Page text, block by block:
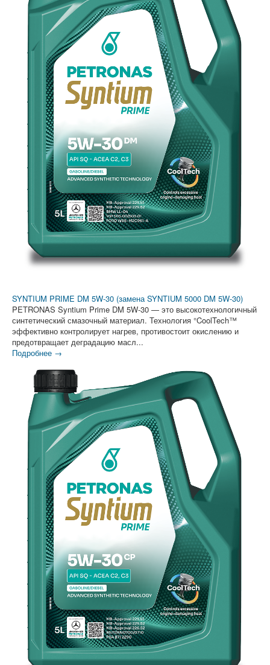
SYNTIUM PRIME DM 5W-30 (замена SYNTIUM 5000 DM 5W-30)
PETRONAS Syntium Prime DM 5W-30 — это высокотехнологичный
синтетический смазочный материал. Технология °CoolTech™
эффективно контролирует нагрев, противостоит окислению и
предотвращает деградацию масл...
Подробнее →